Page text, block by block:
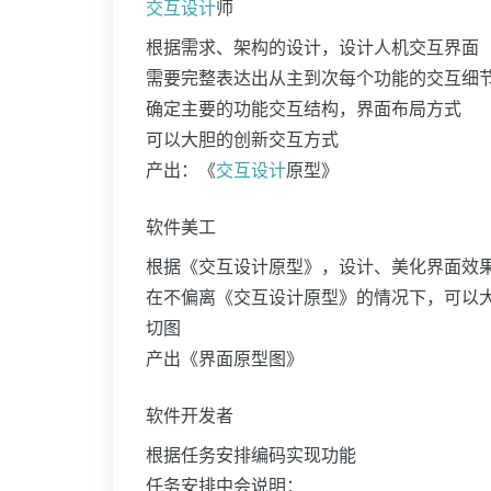
交互设计师
根据需求、架构的设计，设计人机交互界面
需要完整表达出从主到次每个功能的交互细
确定主要的功能交互结构，界面布局方式
可以大胆的创新交互方式
产出：《交互设计原型》
软件美工
根据《交互设计原型》，设计、美化界面效
在不偏离《交互设计原型》的情况下，可以
切图
产出《界面原型图》
软件开发者
根据任务安排编码实现功能
任务安排中会说明：